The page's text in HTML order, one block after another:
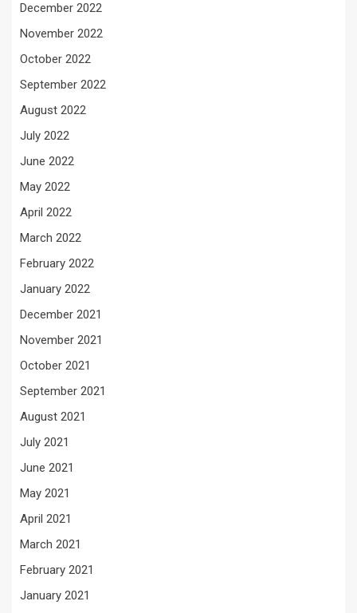
December 2022
November 2022
October 2022
September 2022
August 2022
July 2022
June 2022
May 2022
April 2022
March 2022
February 2022
January 2022
December 2021
November 2021
October 2021
September 2021
August 2021
July 2021
June 2021
May 2021
April 2021
March 2021
February 2021
January 2021